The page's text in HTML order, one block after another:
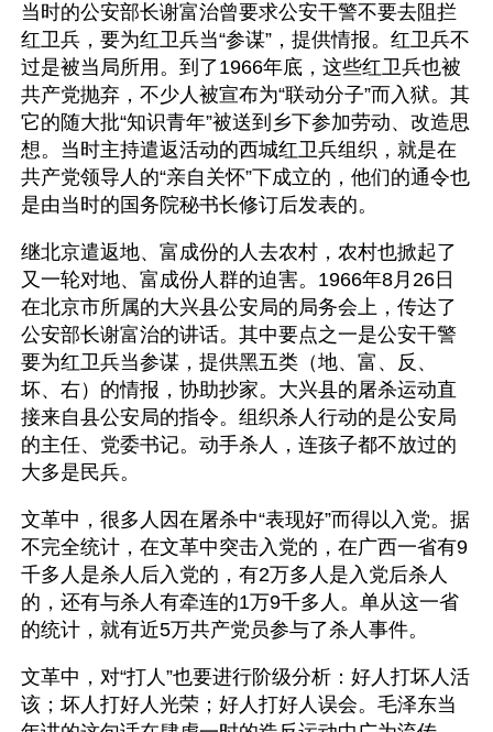
当时的公安部长谢富治曾要求公安干警不要去阻拦
红卫兵，要为红卫兵当“参谋”，提供情报。红卫兵不
过是被当局所用。到了1966年底，这些红卫兵也被
共产党抛弃，不少人被宣布为“联动分子”而入狱。其
它的随大批“知识青年”被送到乡下参加劳动、改造思
想。当时主持遣返活动的西城红卫兵组织，就是在
共产党领导人的“亲自关怀”下成立的，他们的通令也
是由当时的国务院秘书长修订后发表的。
继北京遣返地、富成份的人去农村，农村也掀起了
又一轮对地、富成份人群的迫害。1966年8月26日
在北京市所属的大兴县公安局的局务会上，传达了
公安部长谢富治的讲话。其中要点之一是公安干警
要为红卫兵当参谋，提供黑五类（地、富、反、
坏、右）的情报，协助抄家。大兴县的屠杀运动直
接来自县公安局的指令。组织杀人行动的是公安局
的主任、党委书记。动手杀人，连孩子都不放过的
大多是民兵。
文革中，很多人因在屠杀中“表现好”而得以入党。据
不完全统计，在文革中突击入党的，在广西一省有9
千多人是杀人后入党的，有2万多人是入党后杀人
的，还有与杀人有牵连的1万9千多人。单从这一省
的统计，就有近5万共产党员参与了杀人事件。
文革中，对“打人”也要进行阶级分析：好人打坏人活
该；坏人打好人光荣；好人打好人误会。毛泽东当